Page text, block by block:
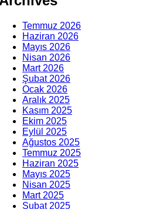
Temmuz 2026
Haziran 2026
Mayıs 2026
Nisan 2026
Mart 2026
Şubat 2026
Ocak 2026
Aralık 2025
Kasım 2025
Ekim 2025
Eylül 2025
Ağustos 2025
Temmuz 2025
Haziran 2025
Mayıs 2025
Nisan 2025
Mart 2025
Şubat 2025